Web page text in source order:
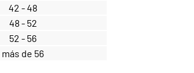
42 - 48
48 - 52
52 - 56
más de 56